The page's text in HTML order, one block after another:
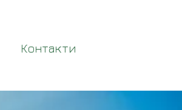
Контакти